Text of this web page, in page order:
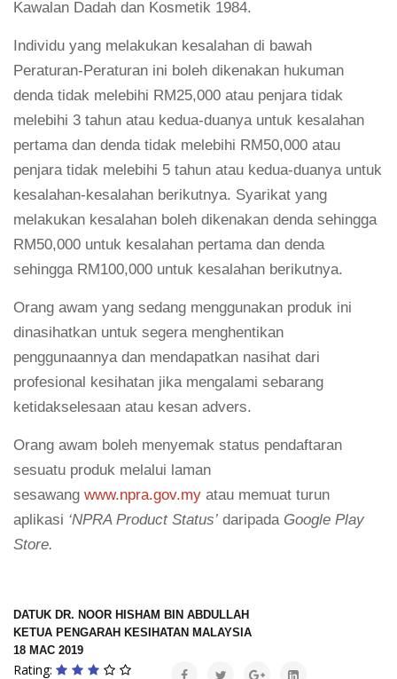
Kawalan Dadah dan Kosmetik 1984.
Individu yang melakukan kesalahan di bawah
Peraturan-Peraturan ini boleh dikenakan hukuman
denda tidak melebihi RM25,000 atau penjara tidak
melebihi 3 tahun atau kedua-duanya untuk kesalahan
pertama dan denda tidak melebihi RM50,000 atau
penjara tidak melebihi 5 tahun atau kedua-duanya untuk
kesalahan-kesalahan berikutnya. Syarikat yang
melakukan kesalahan boleh dikenakan denda sehingga
RM50,000 untuk kesalahan pertama dan denda
sehingga RM100,000 untuk kesalahan berikutnya.
Orang awam yang sedang menggunakan produk ini
dinasihatkan untuk segera menghentikan
penggunaannya dan mendapatkan nasihat dari
profesional kesihatan jika mengalami sebarang
ketidakselesaan atau kesan advers.
Orang awam boleh menyemak status pendaftaran
sesuatu produk melalui laman
sesawang www.npra.gov.my atau memuat turun
aplikasi ‘NPRA Product Status’ daripada Google Play
Store.
DATUK DR. NOOR HISHAM BIN ABDULLAH
KETUA PENGARAH KESIHATAN MALAYSIA
18 MAC 2019
Rating: